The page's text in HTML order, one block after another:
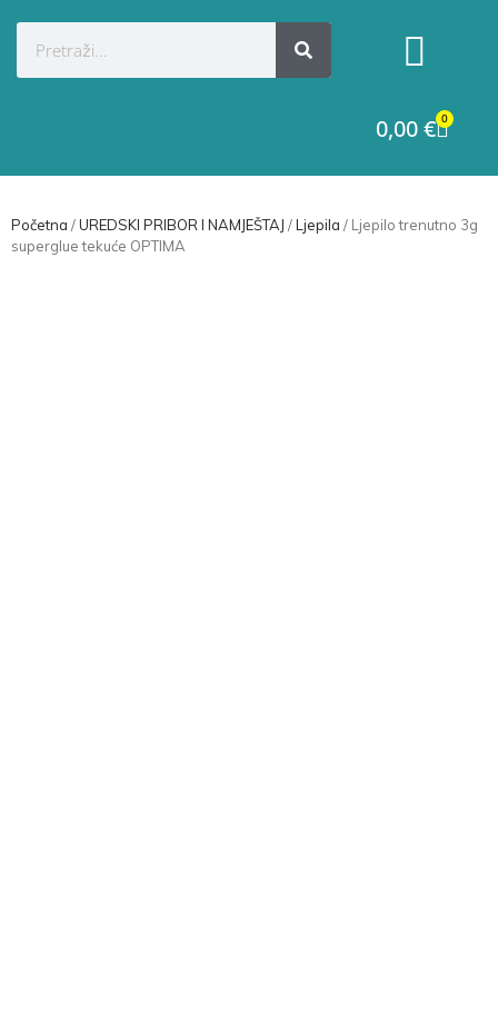
0,00€ 0
Početna /UREDSKI PRIBOR I NAMJEŠTAJ /Ljepila / Ljepilo trenutno 3g
superglue tekuće OPTIMA